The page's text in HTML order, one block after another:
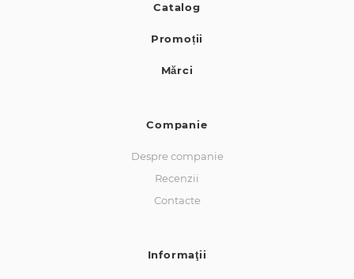
Catalog
Promoții
Mărci
Companie
Despre companie
Recenzii
Contacte
Informaţii